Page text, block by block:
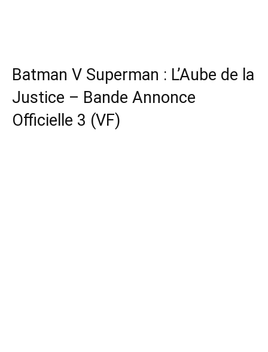
Batman V Superman : L’Aube de la
Justice – Bande Annonce
Officielle 3 (VF)